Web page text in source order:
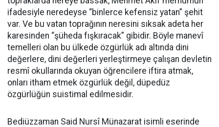
ifadesiyle neredeyse “binlerce kefensiz yatan” şehit
var. Ve bu vatan toprağının neresini sıksak adeta her
karesinden “şüheda fışkıracak” gibidir. Böyle manevî
temelleri olan bu ülkede özgürlük adı altında dini
değerlere, dini değerleri yerleştirmeye çalışan devletin
resmî okullarında okuyan öğrencilere iftira atmak,
onları itham etmek özgürlük değil, düpedüz
özgürlüğün suistimal edilmesidir.
Bediüzzaman Said Nursî Münazarat isimli eserinde